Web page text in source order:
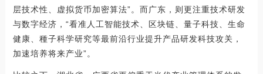
层技术性、虚拟货币加密算法”。而广东，则更注重技术研发
与数字经济，“看准人工智能技术、区块链、量子科技、生命
健康、種子科学研究等最前沿行业提升产品研发科技攻关，
加速培养将来产业”。